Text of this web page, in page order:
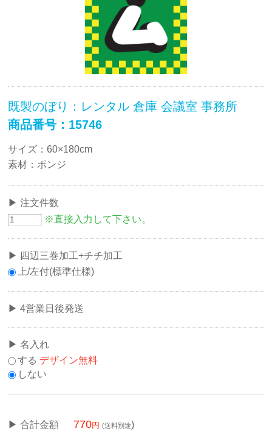
既製のぼり：レンタル 倉庫 会議室 事務所
商品番号：15746
サイズ：60×180cm
素材：ポンジ
注文件数
※直接入力して下さい。
四辺三巻加工+チチ加工
上/左付(標準仕様)
4営業日後発送
名入れ
する デザイン無料
しない
合計金額 770 (送料別途)